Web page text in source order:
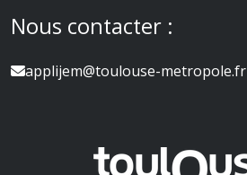
Nous contacter :
applijem@toulouse-metropole.fr